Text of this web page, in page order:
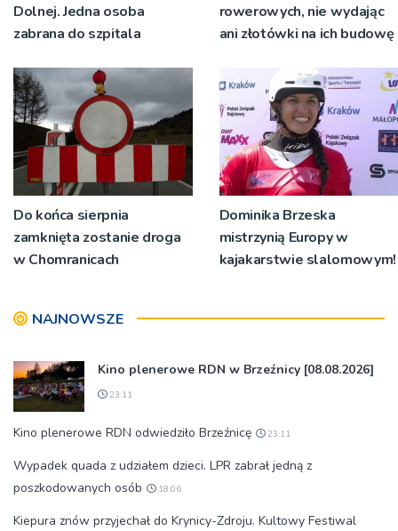
Dolnej. Jedna osoba
zabrana do szpitala
rowerowych, nie wydając
ani złotówki na ich budowę
Do końca sierpnia
zamknięta zostanie droga
w Chomranicach
Dominika Brzeska
mistrzynią Europy w
kajakarstwie slalomowym!
NAJNOWSZE
Kino plenerowe RDN w Brzeźnicy [08.08.2026]
23:11
Kino plenerowe RDN odwiedziło Brzeźnicę 23:11
Wypadek quada z udziałem dzieci. LPR zabrał jedną z
poszkodowanych osób
18:06
Kiepura znów przyjechał do Krynicy-Zdroju. Kultowy Festiwal